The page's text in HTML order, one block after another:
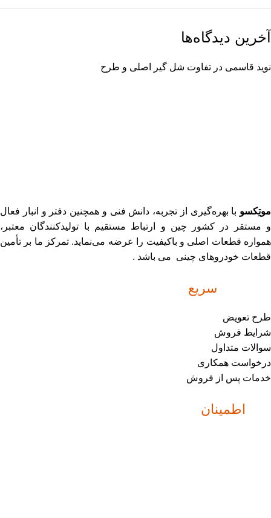
آخرین دیدگاه‌ها
نوید قاسمی در تفاوت شل گیر اصلی و طرح
موتِکسو با بهره‌گیری از تجربه، دانش فنی و همچنین دفتر و انبار فعال
و مستقر در کشور چین و ارتباط مستقیم با تولیدکنندگان معتبر،
همواره قطعات اصلی و باکیفیت را عرضه می‌نماید. تمرکز ما بر تأمین
قطعات خودروهای چینی می باشد .
سریع
طرح تعویض
شرایط فروش
سوالات متداول
درخواست همکاری
خدمات پس از فروش
اطمینان